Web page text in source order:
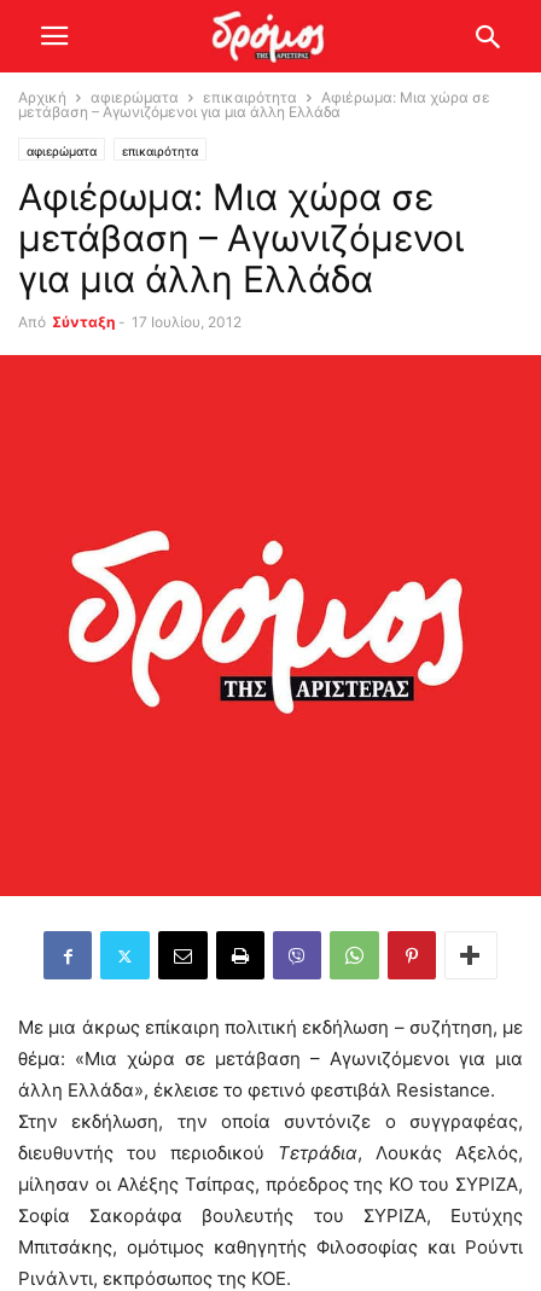
Αρχική αφιερώματα επικαιρότητα
Αφιέρωμα: Μια χώρα σε
μετάβαση – Αγωνιζόμενοι για μια άλλη Ελλάδα
αφιερώματα επικαιρότητα
Αφιέρωμα: Μια χώρα σε
μετάβαση – Αγωνιζόμενοι
για μια άλλη Ελλάδα
Από Σύνταξη - 17 Ιουλίου, 2012
Με μια άκρως επίκαιρη πολιτική εκδήλωση – συζήτηση, με
θέμα: «Μια χώρα σε μετάβαση – Αγωνιζόμενοι για μια
άλλη Ελλάδα», έκλεισε το φετινό φεστιβάλ Resistance.
Στην εκδήλωση, την οποία συντόνιζε ο συγγραφέας,
διευθυντής του περιοδικού Τετράδια, Λουκάς Αξελός,
μίλησαν οι Αλέξης Τσίπρας, πρόεδρος της ΚΟ του ΣΥΡΙΖΑ,
Σοφία Σακοράφα βουλευτής του ΣΥΡΙΖΑ, Ευτύχης
Μπιτσάκης, ομότιμος καθηγητής Φιλοσοφίας και Ρούντι
Ρινάλντι, εκπρόσωπος της ΚΟΕ.